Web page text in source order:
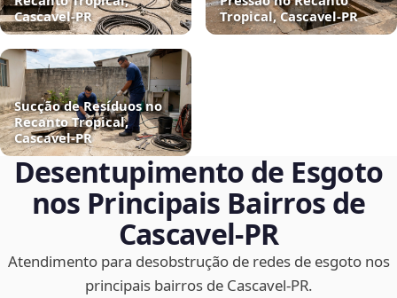
Cascavel‑PR
Tropical, Cascavel‑PR
Sucção de Resíduos no
Recanto Tropical,
Cascavel‑PR
Desentupimento de Esgoto
nos Principais Bairros de
Cascavel‑PR
Atendimento para desobstrução de redes de esgoto nos
principais bairros de Cascavel‑PR.